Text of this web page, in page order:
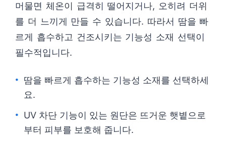
머물면 체온이 급격히 떨어지거나, 오히려 더위
를 더 느끼게 만들 수 있습니다. 따라서 땀을 빠
르게 흡수하고 건조시키는 기능성 소재 선택이
필수적입니다.
땀을 빠르게 흡수하는 기능성 소재를 선택하세
요.
UV 차단 기능이 있는 원단은 뜨거운 햇볕으로
부터 피부를 보호해 줍니다.